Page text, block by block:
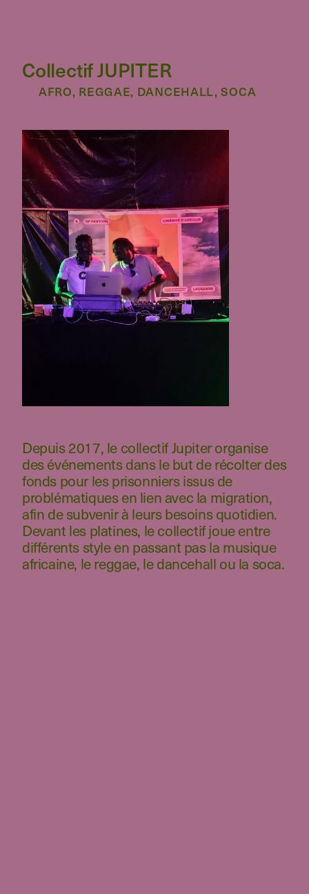
Collectif JUPITER
AFRO, REGGAE, DANCEHALL, SOCA
Depuis 2017, le collectif Jupiter organise
des événements dans le but de récolter des
fonds pour les prisonniers issus de
problématiques en lien avec la migration,
afin de subvenir à leurs besoins quotidien.
Devant les platines, le collectif joue entre
différents style en passant pas la musique
africaine, le reggae, le dancehall ou la soca.